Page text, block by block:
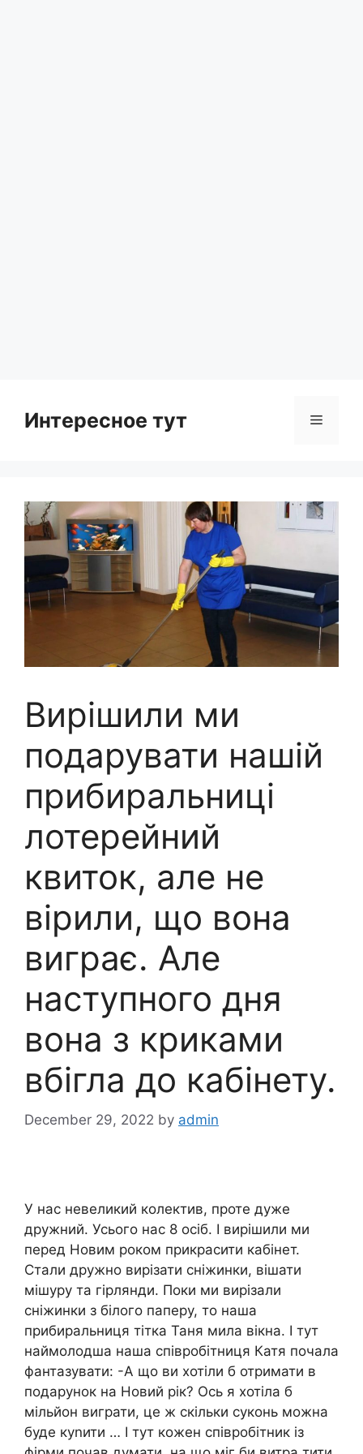
Интересное тут Menu
Вирішили ми
подарувати нашій
прибиральниці
лотерейний
квиток, але не
вірили, що вона
виграє. Але
наступного дня
вона з криками
вбігла до кабінету.
December 29, 2022 by admin
У нас невеликий колектив, проте дуже
дружний. Усього нас 8 осіб. І вирішили ми
перед Новим роком прикрасити кабінет.
Стали дружно вирізати сніжинки, вішати
мішуру та гірлянди. Поки ми вирізали
сніжинки з білого паперу, то наша
прибиральниця тітка Таня мила вікна. І тут
наймолодша наша співробітниця Катя почала
фантазувати: -А що ви хотіли б отримати в
подарунок на Новий рік? Ось я хотіла б
мільйон виграти, це ж скільки суконь можна
буде куnити … І тут кожен співробітник із